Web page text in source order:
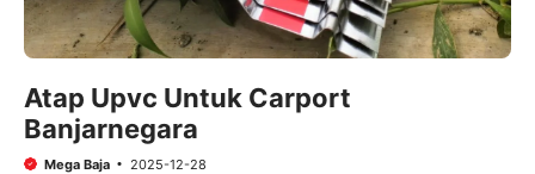
Atap Upvc Untuk Carport
Banjarnegara
Mega Baja 2025-12-28